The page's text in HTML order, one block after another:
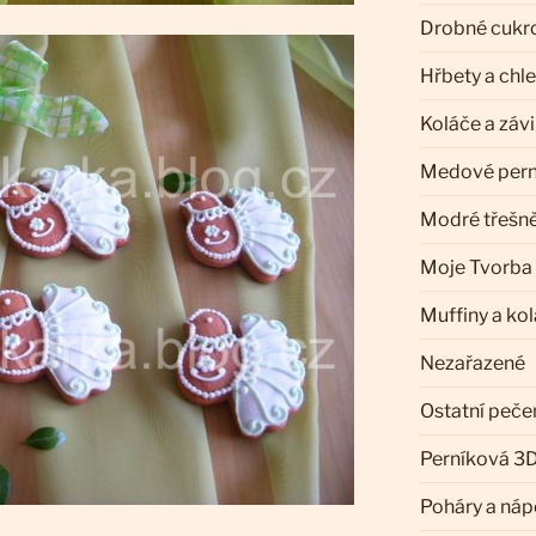
Drobné
Hřbety a
Koláče a
Medové
Modré
Moje Tvorba
Muffiny a
Nezařazené
Ostatní
Perníková
Poháry a